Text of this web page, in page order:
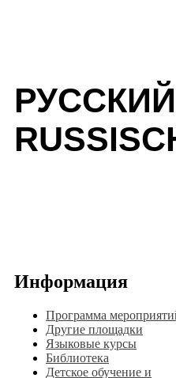
Информация
Программа
Другие площадки
Языковые курсы
Библиотека
Детское обучение и